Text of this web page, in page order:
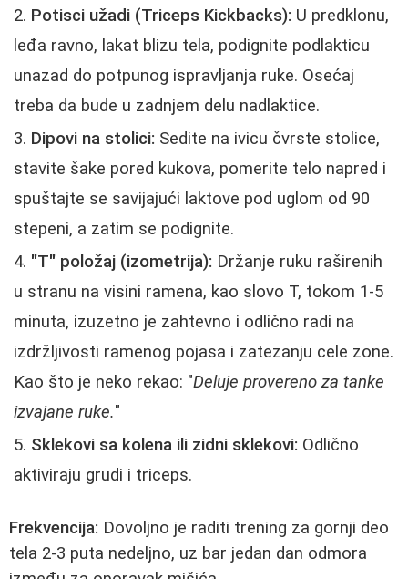
Potisci užadi (Triceps Kickbacks): U predklonu,
leđa ravno, lakat blizu tela, podignite podlakticu
unazad do potpunog ispravljanja ruke. Osećaj
treba da bude u zadnjem delu nadlaktice.
Dipovi na stolici: Sedite na ivicu čvrste stolice,
stavite šake pored kukova, pomerite telo napred i
spuštajte se savijajući laktove pod uglom od 90
stepeni, a zatim se podignite.
"T" položaj (izometrija): Držanje ruku raširenih
u stranu na visini ramena, kao slovo T, tokom 1-5
minuta, izuzetno je zahtevno i odlično radi na
izdržljivosti ramenog pojasa i zatezanju cele zone.
Kao što je neko rekao: "Deluje provereno za tanke
izvajane ruke."
Sklekovi sa kolena ili zidni sklekovi: Odlično
aktiviraju grudi i triceps.
Frekvencija: Dovoljno je raditi trening za gornji deo
tela 2-3 puta nedeljno, uz bar jedan dan odmora